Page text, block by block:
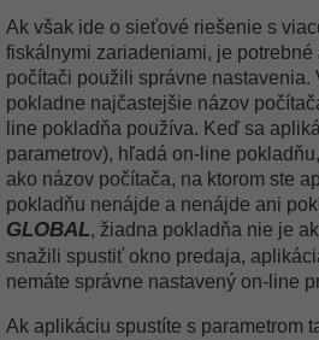
Ak však ide o sieťové riešenie s
fiskálnymi zariadeniami, je potrebné
počítači použili správne nastavenia.
pokladne najčastejšie názov
line pokladňa používa. Keď sa
parametrov), hľadá on-line
ako názov počítača, na ktorom ste
pokladňu nenájde a nenájde ani
GLOBAL, žiadna pokladňa nie je
snažili spustiť okno predaja,
nemáte správne nastavený on-line
Ak aplikáciu spustíte s parametrom